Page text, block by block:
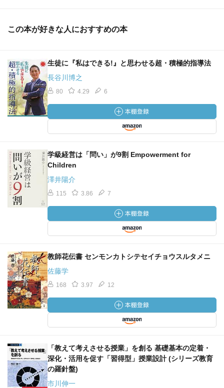
この本が好きな人におすすめの本
生徒に『私はできる!』と思わせる超・積極的指導法
長谷川博之
80 4.29 6
学級経営は「問い」が9割 Empowerment for
Children
澤井陽介
115 3.86 7
教師花伝書 センモンカトシテセイチョウスルタメニ
佐藤学
168 3.97 12
「教えて考えさせる授業」を創る 基礎基本の定着・
深化・活用を促す「習得型」授業設計 (シリーズ教育
の羅針盤)
市川伸一